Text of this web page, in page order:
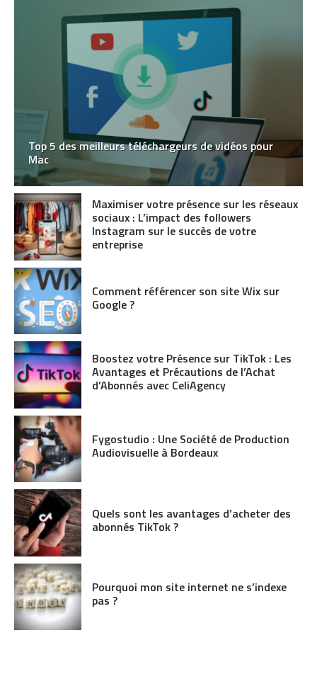
Top 5 des meilleurs téléchargeurs de vidéos pour
Mac
Maximiser votre présence sur les réseaux
sociaux : L’impact des followers
Instagram sur le succès de votre
entreprise
Comment référencer son site Wix sur
Google ?
Boostez votre Présence sur TikTok : Les
Avantages et Précautions de l’Achat
d’Abonnés avec CeliAgency
Fygostudio : Une Société de Production
Audiovisuelle à Bordeaux
Quels sont les avantages d’acheter des
abonnés TikTok ?
Pourquoi mon site internet ne s’indexe
pas ?